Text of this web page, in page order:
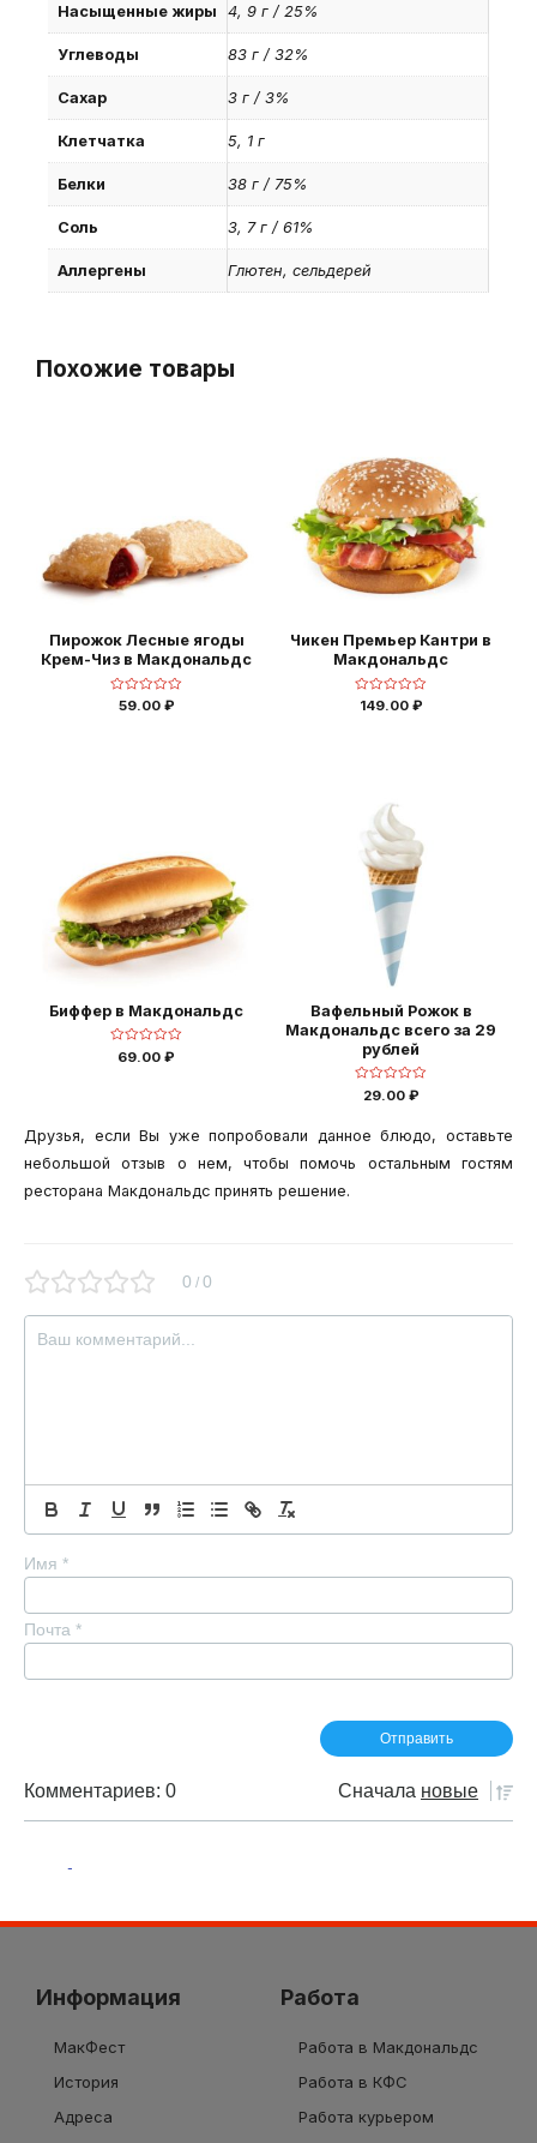
Насыщенные жиры 4, 9 г / 25%
Углеводы 83 г / 32%
Сахар 3 г / 3%
Клетчатка 5, 1 г
Белки 38 г / 75%
Соль 3, 7 г / 61%
Аллергены Глютен, сельдерей
Похожие товары
Пирожок Лесные ягоды
Крем-Чиз в Макдональдс
Оценка
59.00 ₽
Чикен Премьер Кантри в
Макдональдс
Оценка
149.00 ₽
Биффер в Макдональдс
Оценка
69.00 ₽
Вафельный Рожок в
Макдональдс всего за 29
рублей
Оценка
29.00 ₽
Друзья, если Вы уже попробовали данное блюдо, оставьте
небольшой отзыв о нем, чтобы помочь остальным гостям
ресторана Макдональдс принять решение.
0 / 0
Имя *
Почта *
Комментариев: 0 Сначала новые
Информация
МакФест
История
Адреса
Работа
Работа в Макдональдс
Работа в КФС
Работа курьером